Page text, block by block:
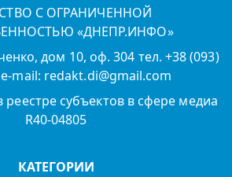
С ОГРАНИЧЕННОЙ
«ДНЕПР.ИНФО»
дом 10, оф. 304 тел. +38 (093)
mail: redakt.di@gmail.com
субъектов в сфере медиа
R40-04805
КАТЕГОРИИ